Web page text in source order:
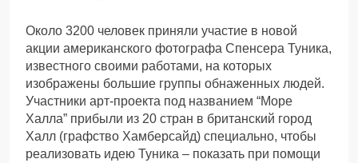
Около 3200 человек приняли участие в новой
акции американского фотографа Спенсера Туника,
известного своими работами, на которых
изображены большие группы обнаженных людей.
Участники арт-проекта под названием “Море
Халла” прибыли из 20 стран в британский город
Халл (графство Хамберсайд) специально, чтобы
реализовать идею Туника – показать при помощи